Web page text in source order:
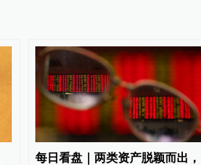
每日看盘｜两类资产脱颖而出，